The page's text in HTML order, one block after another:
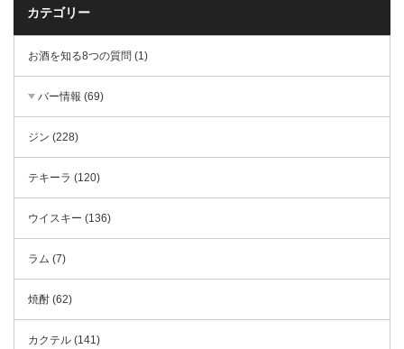
カテゴリー
お酒を知る8つの質問 (1)
バー情報 (69)
ジン (228)
テキーラ (120)
ウイスキー (136)
ラム (7)
焼酎 (62)
カクテル (141)